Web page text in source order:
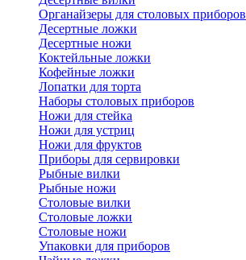
Органайзеры для столовых приборов
Десертные ложки
Десертные ножи
Коктейльные ложки
Кофейные ложки
Лопатки для торта
Наборы столовых приборов
Ножи для стейка
Ножи для устриц
Ножи для фруктов
Приборы для сервировки
Рыбные вилки
Рыбные ножи
Столовые вилки
Столовые ложки
Столовые ножи
Упаковки для приборов